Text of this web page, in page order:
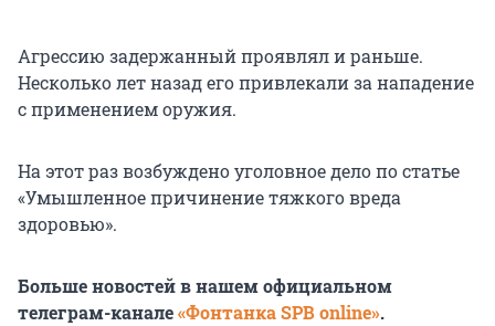
Агрессию задержанный проявлял и раньше.
Несколько лет назад его привлекали за нападение
с применением оружия.
На этот раз возбуждено уголовное дело по статье
«Умышленное причинение тяжкого вреда
здоровью».
Больше новостей в нашем официальном
телеграм-канале«Фонтанка SPB online».